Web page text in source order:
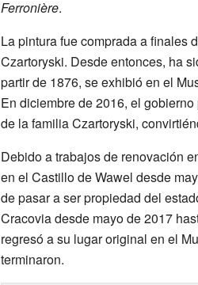
Ferronière.
La pintura fue comprada a finales
Czartoryski. Desde entonces, ha
partir de 1876, se exhibió en el
En diciembre de 2016, el
de la familia Czartoryski,
Debido a trabajos de renovación
en el Castillo de Wawel desde
de pasar a ser propiedad del
Cracovia desde mayo de 2017
regresó a su lugar original en el
terminaron.